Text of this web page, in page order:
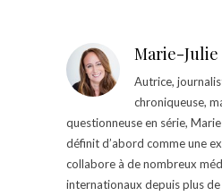
Marie-Julie
Autrice,
chroniqueuse,
questionneuse en série,
définit d’abord comme une
collabore à de nombreux
internationaux depuis plus de